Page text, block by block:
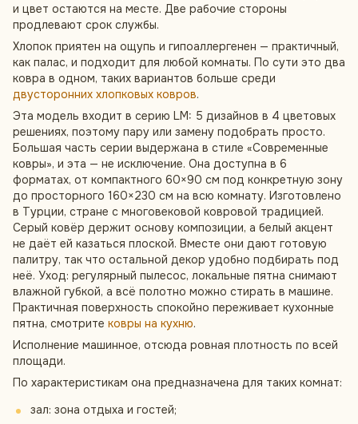
и цвет остаются на месте. Две рабочие стороны
продлевают срок службы.
Хлопок приятен на ощупь и гипоаллергенен — практичный,
как палас, и подходит для любой комнаты. По сути это два
ковра в одном, таких вариантов больше среди
двусторонних хлопковых ковров.
Эта модель входит в серию LM: 5 дизайнов в 4 цветовых
решениях, поэтому пару или замену подобрать просто.
Большая часть серии выдержана в стиле «Современные
ковры», и эта — не исключение. Она доступна в 6
форматах, от компактного 60×90 см под конкретную зону
до просторного 160×230 см на всю комнату. Изготовлено
в Турции, стране с многовековой ковровой традицией.
Серый ковёр держит основу композиции, а белый акцент
не даёт ей казаться плоской. Вместе они дают готовую
палитру, так что остальной декор удобно подбирать под
неё. Уход: регулярный пылесос, локальные пятна снимают
влажной губкой, а всё полотно можно стирать в машине.
Практичная поверхность спокойно переживает кухонные
пятна, смотрите ковры на кухню.
Исполнение машинное, отсюда ровная плотность по всей
площади.
По характеристикам она предназначена для таких комнат:
зал: зона отдыха и гостей;